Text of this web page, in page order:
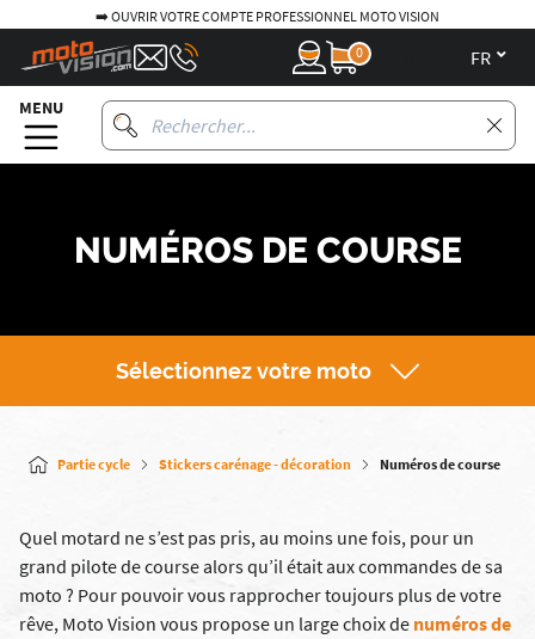
➡️ OUVRIR VOTRE COMPTE PROFESSIONNEL MOTO VISION
0
MENU
NUMÉROS DE COURSE
Sélectionnez votre moto
Partie cycle Stickers carénage - décoration Numéros de course
Quel motard ne s’est pas pris, au moins une fois, pour un
grand pilote de course alors qu’il était aux commandes de sa
moto ? Pour pouvoir vous rapprocher toujours plus de votre
rêve, Moto Vision vous propose un large choix de numéros de